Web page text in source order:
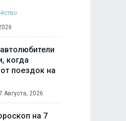
когда
поездок на
Августа, 2026
на 7